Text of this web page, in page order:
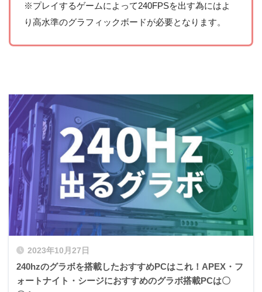
※プレイするゲームによって240FPSを出す為にはよ
り高水準のグラフィックボードが必要となります。
2023年10月27日
240hzのグラボを搭載したおすすめPCはこれ！APEX・フ
ォートナイト・シージにおすすめのグラボ搭載PCは〇